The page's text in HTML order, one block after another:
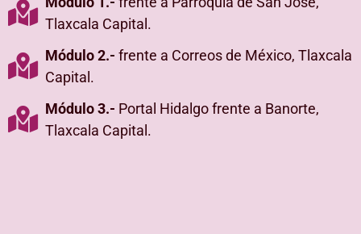
Tlaxcala Capital.
Módulo 2.- frente a Correos de México, Tlaxcala
Capital.
Módulo 3.- Portal Hidalgo frente a Banorte,
Tlaxcala Capital.